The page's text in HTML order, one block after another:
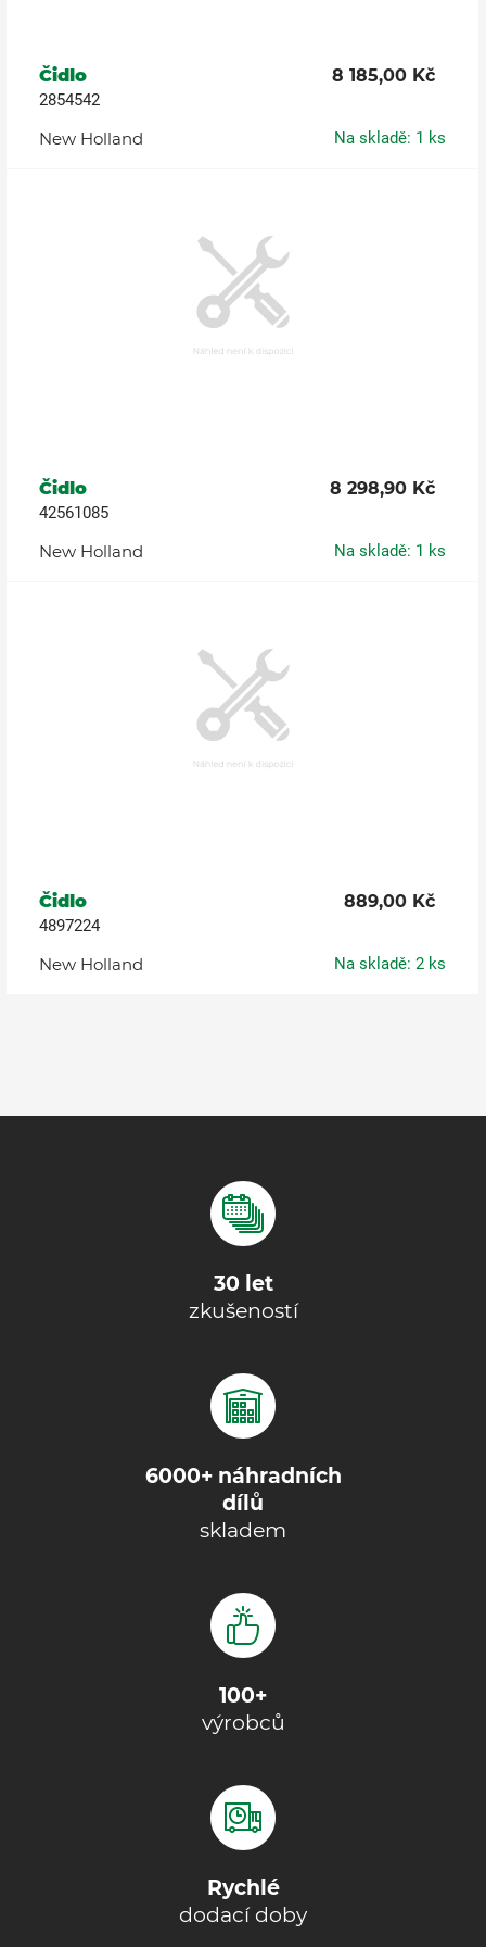
Čidlo 8 185,00 Kč
2854542
New Holland Na skladě: 1 ks
Čidlo 8 298,90 Kč
42561085
New Holland Na skladě: 1 ks
Čidlo 889,00 Kč
4897224
New Holland Na skladě: 2 ks
30 let
zkušeností
6000+ náhradních
dílů
skladem
100+
výrobců
Rychlé
dodací doby